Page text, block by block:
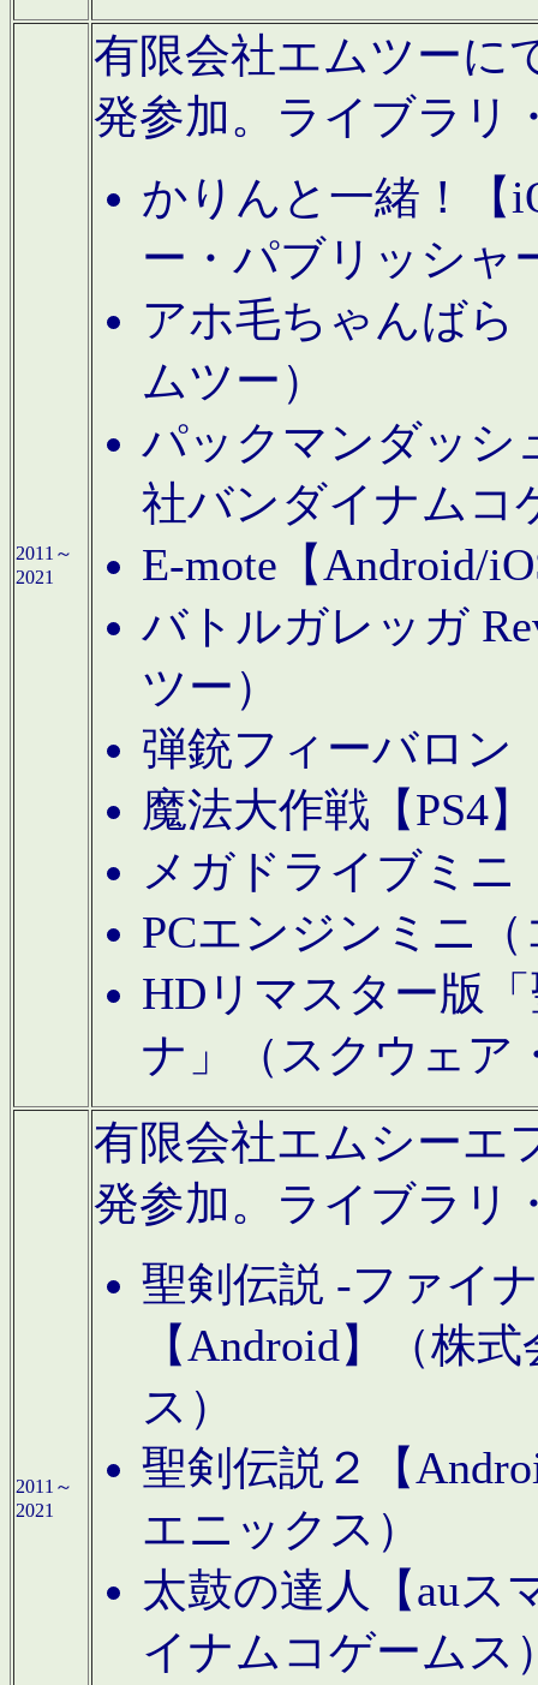
2011～
2021
有限会社エムツーに
発参加。ライブラリ
かりんと一緒！【
ー・パブリッシャ
アホ毛ちゃんばら
ムツー）
パックマンダッシ
社バンダイナムコ
E-mote【Android/
バトルガレッガ
ツー）
弾銃フィーバロン
魔法大作戦【PS4
メガドライブミニ
PCエンジンミニ
HDリマスター版
ナ」（スクウェア
2011～
2021
有限会社エムシーエ
発参加。ライブラリ
聖剣伝説 -ファイ
【Android】（株
ス）
聖剣伝説２【
エニックス）
太鼓の達人【auス
イナムコゲームス